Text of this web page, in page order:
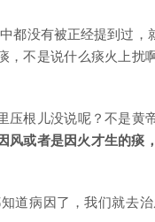
都没有被正经提到过
，不是说什么痰火上扰
压根儿没说呢？不是黄
风或者是因火才生的痰
道病因了，我们就去